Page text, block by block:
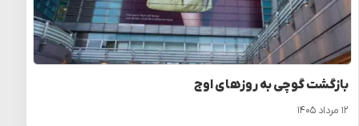
بازگشت گوچی به روزهای اوج
۱۲ مرداد ۱۴۰۵